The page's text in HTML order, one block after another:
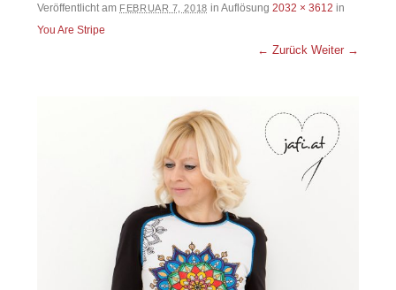
Veröffentlicht am FEBRUAR 7, 2018 in Auflösung 2032 × 3612 in
You Are Stripe
← Zurück Weiter →